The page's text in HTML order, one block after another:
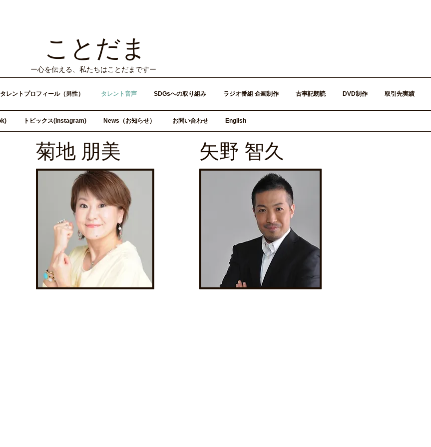
ことだま
​ー心を伝える、私たちはことだまですー
タレントプロフィール（男性） タレント音声 SDGsへの取り組み ラジオ番組 企画制作 古事記朗読 DVD制作 取引先実績
トピックス(instagram) News（お知らせ） お問い合わせ English
​菊地 朋美 ​矢野 智久